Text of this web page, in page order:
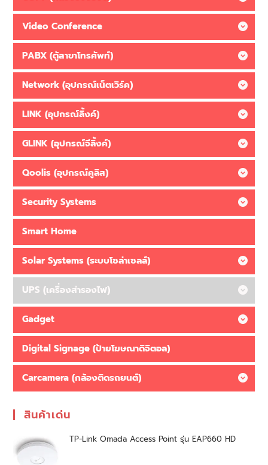
Video Conference
PABX (ตู้สาขาโทรศัพท์)
Network (อุปกรณ์เน็ตเวิร์ค)
LINK (อุปกรณ์ลิ้งค์)
GLINK (อุปกรณ์จีลิ้งค์)
Qoolis (อุปกรณ์คูลิส)
Security Systems
Smart Home
Solar Systems (ระบบโซล่าเซลล์)
UPS (เครื่องสำรองไฟ)
Gadget
Digital Signage (ป้ายโฆษณาดิจิตอล)
Carcamera (กล้องติดรถยนต์)
สินค้าเด่น
TP-Link Omada Access Point รุ่น EAP660 HD